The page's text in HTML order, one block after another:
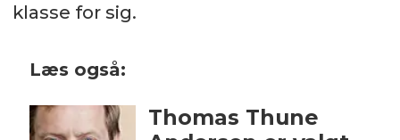
klasse for sig.
Læs også:
Thomas Thune